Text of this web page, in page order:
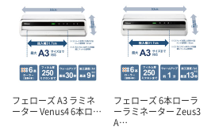
フェローズ A3 ラミネ
ーター Venus4 6本ロ…
フェローズ 6本ローラ
ーラミネーター Zeus3
A…